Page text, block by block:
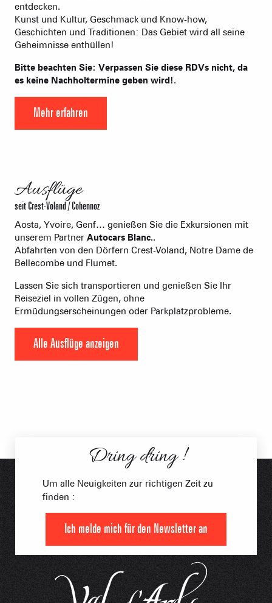
entdecken.
Kunst und Kultur, Geschmack und Know-how,
Geschichten und Traditionen: Das Gebiet wird all seine
Geheimnisse enthüllen!
Bitte beachten Sie: Verpassen Sie diese RDVs nicht, da
es keine Nachholtermine geben wird!.
Mehr erfahren
Ausflüge
seit Crest-Voland / Cohennoz
Aosta, Yvoire, Genf… genießen Sie die Exkursionen mit
unserem Partner Autocars Blanc..
Abfahrten von den Dörfern Crest-Voland, Notre Dame de
Bellecombe und Flumet.
Lassen Sie sich transportieren und genießen Sie Ihr
Reiseziel in vollen Zügen, ohne
Ermüdungserscheinungen oder Parkplatzprobleme.
Alle Ausflüge anzeigen
Dring dring !
Um alle Neuigkeiten zur richtigen Zeit zu
finden :
Ich melde mich für den Newsletter an